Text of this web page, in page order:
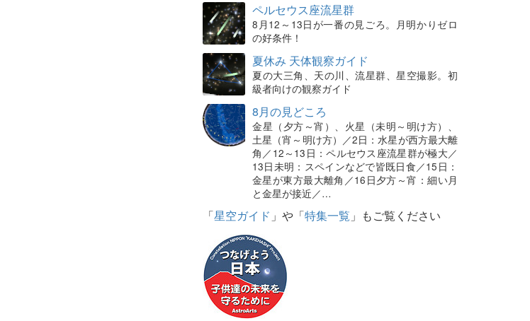
ペルセウス座流星群
8月12～13日が一番の見ごろ。月明かりゼロ
の好条件！
夏休み 天体観察ガイド
夏の大三角、天の川、流星群、星空撮影。初
級者向けの観察ガイド
8月の見どころ
金星（夕方～宵）、火星（未明～明け方）、
土星（宵～明け方）／2日：水星が西方最大離
角／12～13日：ペルセウス座流星群が極大／
13日未明：スペインなどで皆既日食／15日：
金星が東方最大離角／16日夕方～宵：細い月
と金星が接近／…
「星空ガイド 」や「特集一覧 」もご覧ください